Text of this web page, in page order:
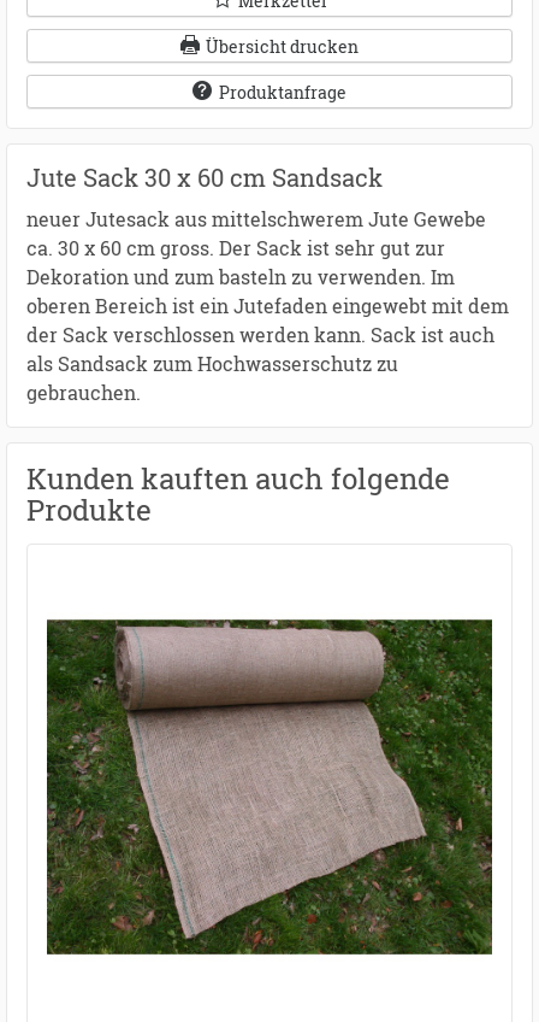
Übersicht drucken
Produktanfrage
Jute Sack 30 x 60 cm Sandsack
neuer Jutesack aus mittelschwerem Jute Gewebe
ca. 30 x 60 cm gross. Der Sack ist sehr gut zur
Dekoration und zum basteln zu verwenden. Im
oberen Bereich ist ein Jutefaden eingewebt mit dem
der Sack verschlossen werden kann. Sack ist auch
als Sandsack zum Hochwasserschutz zu
gebrauchen.
Kunden kauften auch folgende
Produkte